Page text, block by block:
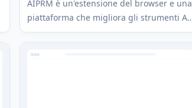
AIPRM è un'estensione del browser e una
piattaforma che migliora gli strumenti AI
come ChatGPT con una vasta libreria di
collaborazione di squadra e avanzate